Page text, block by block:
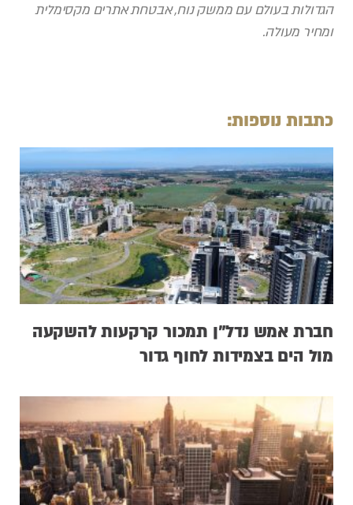
הגדולות בעולם עם ממשק נוח, אבטחת אתרים מקסימלית
ומחיר מעולה.
כתבות נוספות:
חברת אמש נדל”ן תמכור קרקעות להשקעה
מול הים בצמידות לחוף גדור